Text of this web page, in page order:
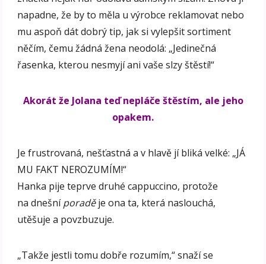
napadne, že by to měla u výrobce reklamovat nebo
mu aspoň dát dobrý tip, jak si vylepšit sortiment
něčím, čemu žádná žena neodolá: „Jedinečná
řasenka, kterou nesmyjí ani vaše slzy štěstí!“
Akorát že Jolana teď nepláče štěstím, ale jeho
opakem.
Je frustrovaná, nešťastná a v hlavě jí bliká velké: „JÁ
MU FAKT NEROZUMÍM!“
Hanka pije teprve druhé cappuccino, protože
na dnešníporaděje ona ta, která naslouchá,
utěšuje a povzbuzuje.
„Takže jestli tomu dobře rozumím,“ snaží se